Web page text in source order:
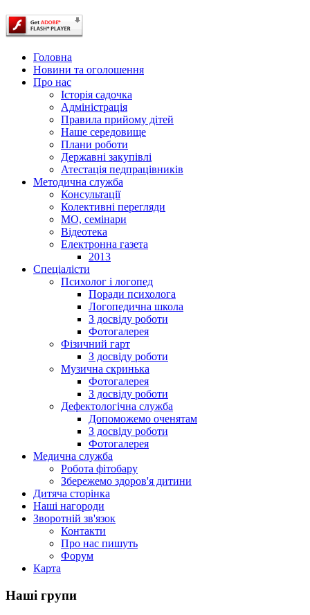
Головна
Новини та оголошення
Про нас
Історія садочка
Адміністрація
Правила прийому дітей
Наше середовище
Плани роботи
Державні закупівлі
Атестація педпрацівників
Методична служба
Консультації
Колективні перегляди
МО, семінари
Відеотека
Електронна газета
2013
Спеціалісти
Психолог і логопед
Поради психолога
Логопедична школа
З досвіду роботи
Фотогалерея
Фізичний гарт
З досвіду роботи
Музична скринька
Фотогалерея
З досвіду роботи
Дефектологічна служба
Допоможемо оченятам
З досвіду роботи
Фотогалерея
Медична служба
Робота фітобару
Збережемо здоров'я дитини
Дитяча сторінка
Наші нагороди
Зворотній зв'язок
Контакти
Про нас пишуть
Форум
Карта
Наші групи